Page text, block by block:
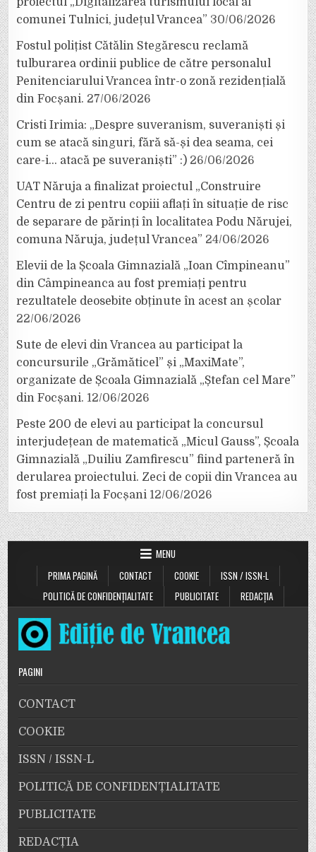
comunei Tulnici, județul Vrancea” 30/06/2026
Fostul polițist Cătălin Stegărescu reclamă
tulburarea ordinii publice de către personalul
Penitenciarului Vrancea într-o zonă rezidențială
din Focșani. 27/06/2026
Cristi Irimia: „Despre suveranism, suveraniști și
cum se atacă singuri, fără să-și dea seama, cei
care-i… atacă pe suveraniști” :) 26/06/2026
UAT Năruja a finalizat proiectul „Construire
Centru de zi pentru copiii aflați în situație de risc
de separare de părinți în localitatea Podu Nărujei,
comuna Năruja, județul Vrancea” 24/06/2026
Elevii de la Școala Gimnazială „Ioan Cîmpineanu”
din Câmpineanca au fost premiați pentru
rezultatele deosebite obținute în acest an școlar
22/06/2026
Sute de elevi din Vrancea au participat la
concursurile „Grămăticel” și „MaxiMate”,
organizate de Școala Gimnazială „Ștefan cel Mare”
din Focșani. 12/06/2026
Peste 200 de elevi au participat la concursul
interjudețean de matematică „Micul Gauss”, Școala
Gimnazială „Duiliu Zamfirescu” fiind parteneră în
derularea proiectului. Zeci de copii din Vrancea au
fost premiați la Focșani 12/06/2026
MENU
PRIMA PAGINĂ
CONTACT COOKIE
ISSN / ISSN-L
POLITICĂ DE CONFIDENȚIALITATE
PUBLICITATE REDACȚIA
PAGINI
CONTACT
COOKIE
ISSN / ISSN-L
POLITICĂ DE CONFIDENȚIALITATE
PUBLICITATE
REDACȚIA